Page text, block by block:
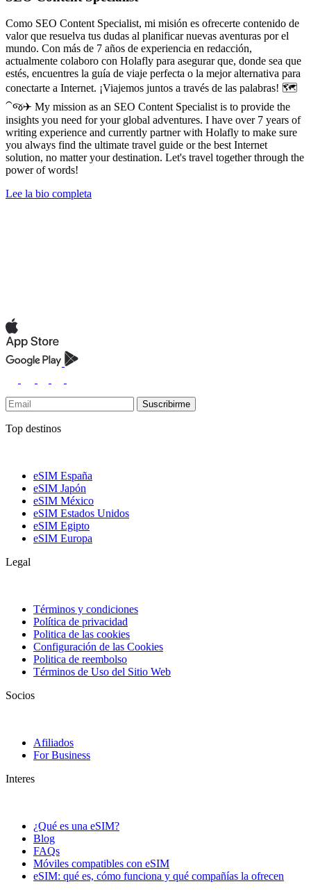
Como SEO Content Specialist, mi misión es ofrecerte contenido de
valor que resuelva tus dudas al planificar nuevas aventuras por el
mundo. Con más de 7 años de experiencia en redacción,
actualmente colaboro con Holafly para asegurar que, donde sea que
estés, encuentres la guía de viaje perfecta o la mejor alternativa para
conectarte a Internet. ¡Viajemos juntos a través de las palabras! 🗺️
⁀જ✈︎ My mission as an SEO Content Specialist is to provide the
insights you need for your global adventures. I have over 7 years of
writing experience and currently partner with Holafly to make sure
you always find the ultimate travel guide or the best Internet
solution, no matter your destination. Let's travel together through the
power of words!
Lee la bio completa
Suscribirme
Top destinos
eSIM España
eSIM Japón
eSIM México
eSIM Estados Unidos
eSIM Egipto
eSIM Europa
Legal
Términos y condiciones
Política de privacidad
Politica de las cookies
Configuración de las Cookies
Politica de reembolso
Términos de Uso del Sitio Web
Socios
Afiliados
For Business
Interes
¿Qué es una eSIM?
Blog
FAQs
Móviles compatibles con eSIM
eSIM: qué es, cómo funciona y qué compañías la ofrecen